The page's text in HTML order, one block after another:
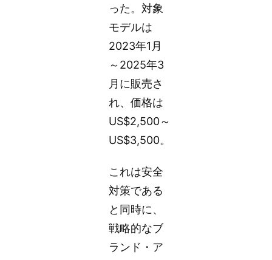
った。対象
モデルは
2023年1月
～2025年3
月に販売さ
れ、価格は
US$2,500～
US$3,500。
これは安全
対策である
と同時に、
戦略的なブ
ランド・ア